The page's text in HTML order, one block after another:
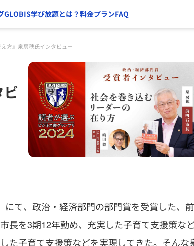
GLOBIS学び放題とは？料金プランFAQ
方』泉房穂氏インタビュー
て、政治・経済部門の部門賞を受賞した、前
長を3期12年勤め、充実した子育て支援策な
た子育て支援策などを実現してきた。そんな